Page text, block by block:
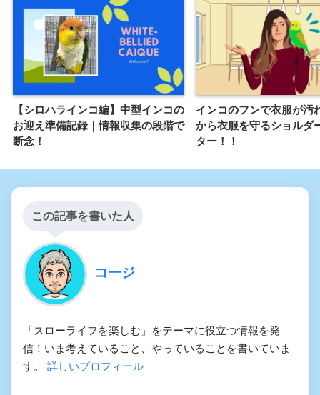
【シロハラインコ編】中型インコの
お迎え準備記録｜情報収集の段階で
断念！
インコのフンで衣服が汚
から衣服を守るショルダ
ター！！
この記事を書いた人
コージ
「スローライフを楽しむ」をテーマに役立つ情報を発
信！いま考えていること、やっていることを書いていま
す。 詳しいプロフィール